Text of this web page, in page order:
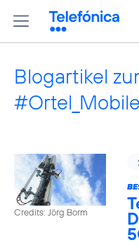
Blogartikel
Credits: Jörg Borm